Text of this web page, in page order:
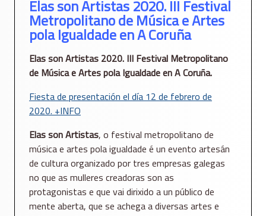
Elas son Artistas 2020. III Festival
Metropolitano de Música e Artes
pola Igualdade en A Coruña
Elas son Artistas 2020. III Festival Metropolitano
de Música e Artes pola Igualdade en A Coruña.
Fiesta de presentación el día 12 de febrero de
2020. +INFO
Elas son Artistas, o festival metropolitano de
música e artes pola igualdade é un evento artesán
de cultura organizado por tres empresas galegas
no que as mulleres creadoras son as
protagonistas e que vai dirixido a un público de
mente aberta, que se achega a diversas artes e